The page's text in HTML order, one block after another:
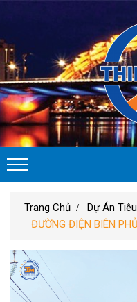
Trang Chủ Dự Án
ĐƯỜNG ĐIỆN BIÊN